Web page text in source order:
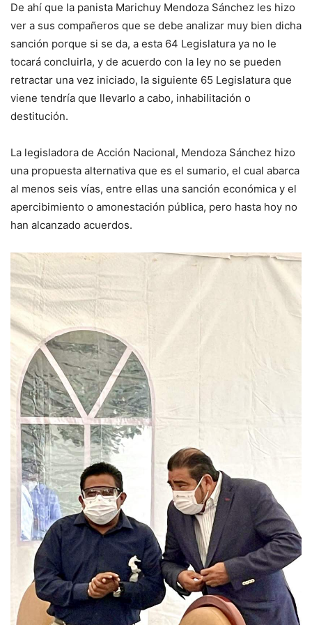
De ahí que la panista Marichuy Mendoza Sánchez les hizo
ver a sus compañeros que se debe analizar muy bien dicha
sanción porque si se da, a esta 64 Legislatura ya no le
tocará concluirla, y de acuerdo con la ley no se pueden
retractar una vez iniciado, la siguiente 65 Legislatura que
viene tendría que llevarlo a cabo, inhabilitación o
destitución.
La legisladora de Acción Nacional, Mendoza Sánchez hizo
una propuesta alternativa que es el sumario, el cual abarca
al menos seis vías, entre ellas una sanción económica y el
apercibimiento o amonestación pública, pero hasta hoy no
han alcanzado acuerdos.